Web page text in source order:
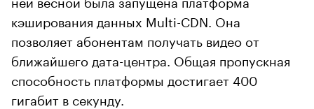
кэширования данных Multi-CDN. Она
позволяет абонентам получать видео от
ближайшего дата-центра. Общая пропускная
способность платформы достигает 400
гигабит в секунду.